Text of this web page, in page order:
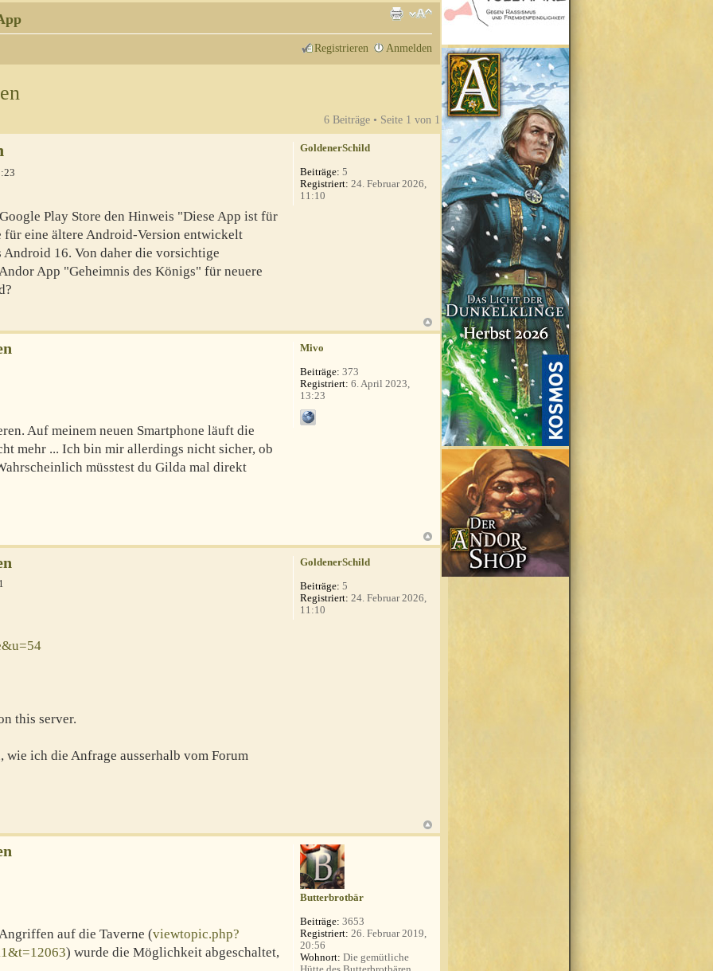
Registrieren Anmelden
6 Beiträge • Seite 1 von 1
Play Store den Hinweis "Diese App ist für
eine ältere Android-Version entwickelt
16. Von daher die vorsichtige
App "Geheimnis des Königs" für neuere
GoldenerSchild
Beiträge: 5
Registriert: 24. Februar 2026,
11:10
Auf meinem neuen Smartphone läuft die
mehr ... Ich bin mir allerdings nicht sicher, ob
müsstest du Gilda mal direkt
Mivo
Beiträge: 373
Registriert: 6. April 2023,
13:23
this server.
wie ich die Anfrage ausserhalb vom Forum
GoldenerSchild
Beiträge: 5
Registriert: 24. Februar 2026,
11:10
auf die Taverne (viewtopic.php?
) wurde die Möglichkeit abgeschaltet,
Butterbrotbär
Beiträge: 3653
Registriert: 26. Februar 2019,
20:56
Wohnort: Die gemütliche